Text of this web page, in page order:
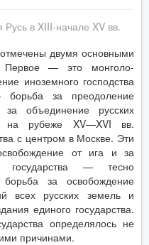
в XIII-начале XV вв.
двумя основными
Первое — это монголо-
иноземного господства
за преодоление
за объединение русских
на рубеже XV—XVI вв.
с центром в Москве. Эти
от ига и за
государства — тесно
за освобождение
всех русских земель и
единого государства.
определялось не
причинами.